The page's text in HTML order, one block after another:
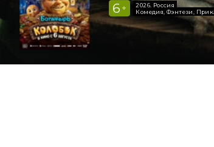
6 +
2026, Россия
Комедия, Фэнтези,